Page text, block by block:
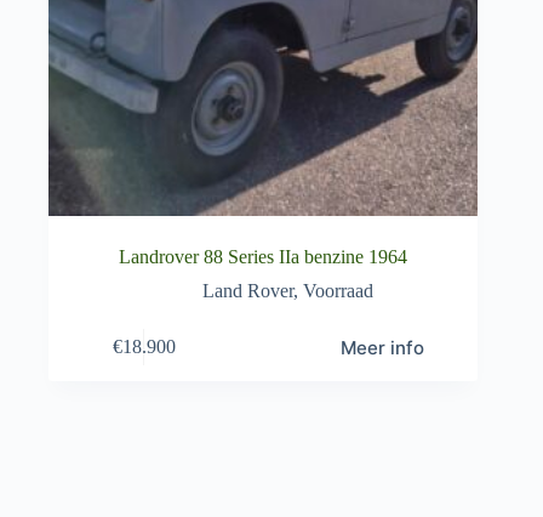
Landrover 88 Series IIa benzine 1964
Land Rover, Voorraad
€18.900 Meer info